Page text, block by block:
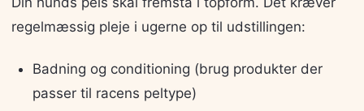
regelmæssig pleje i ugerne op til udstillingen:
Badning og conditioning (brug produkter der
passer til racens peltype)